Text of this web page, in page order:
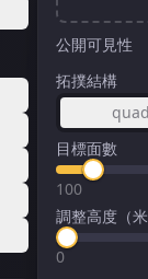
公開可見性
拓撲結構
quad
目標面數
100
調整高度（
0